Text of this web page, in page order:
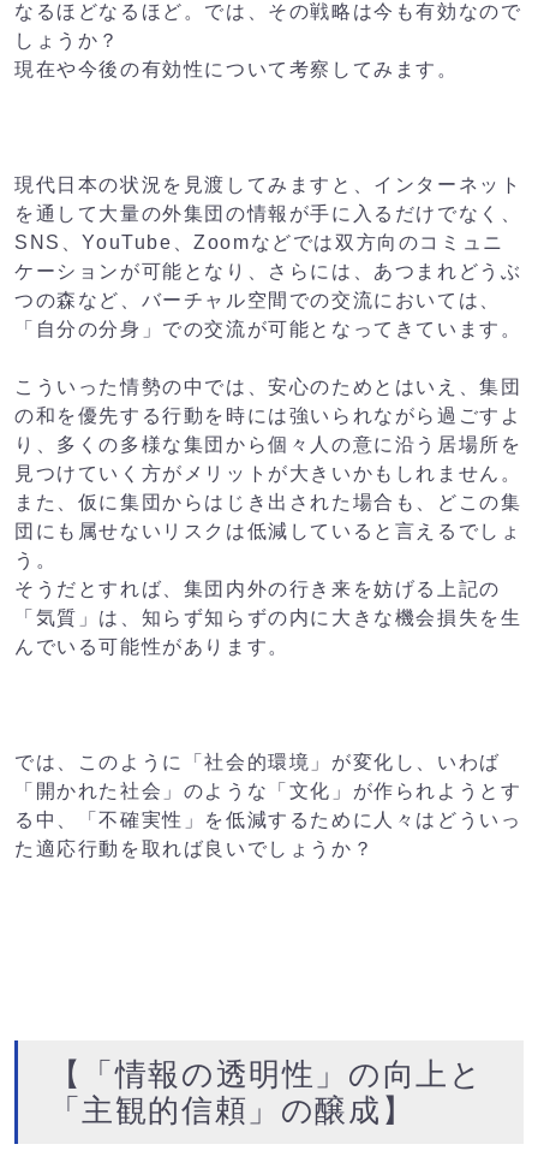
なるほどなるほど。では、その戦略は今も有効なので
しょうか？
現在や今後の有効性について考察してみます。
現代日本の状況を見渡してみますと、インターネット
を通して大量の外集団の情報が手に入るだけでなく、
SNS、YouTube、Zoomなどでは双方向のコミュニ
ケーションが可能となり、さらには、あつまれどうぶ
つの森など、バーチャル空間での交流においては、
「自分の分身」での交流が可能となってきています。
こういった情勢の中では、安心のためとはいえ、集団
の和を優先する行動を時には強いられながら過ごすよ
り、多くの多様な集団から個々人の意に沿う居場所を
見つけていく方がメリットが大きいかもしれません。
また、仮に集団からはじき出された場合も、どこの集
団にも属せないリスクは低減していると言えるでしょ
う。
そうだとすれば、集団内外の行き来を妨げる上記の
「気質」は、知らず知らずの内に大きな機会損失 を生
んでいる可能性があります。
では、このように「社会的環境」が変化し、いわば
「開かれた社会」のような「文化」が作られようとす
る中、「不確実性」を低減するために人々はどういっ
た適応行動を取れば良いでしょうか？
【「情報の透明性」の向上と
「主観的信頼」の醸成】